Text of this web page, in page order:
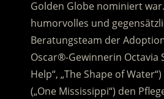
Golden Globe nominiert
humorvolles und
Beratungsteam der
Oscar®-Gewinnerin Octavia
Help“, „The Shape of
(„One Mississippi“) den